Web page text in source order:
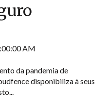
AM
da pandemia de
disponibiliza à seus